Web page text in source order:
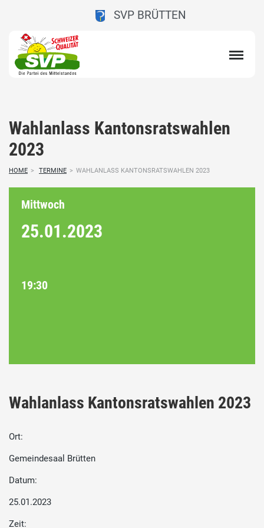
SVP BRÜTTEN
Wahlanlass Kantonsratswahlen
2023
HOME > TERMINE > WAHLANLASS KANTONSRATSWAHLEN 2023
Mittwoch
25.01.2023
19:30
Wahlanlass Kantonsratswahlen 2023
Ort:
Gemeindesaal Brütten
Datum:
25.01.2023
Zeit: